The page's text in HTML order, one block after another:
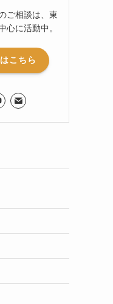
ご相談は、東
心に活動中。
こちら